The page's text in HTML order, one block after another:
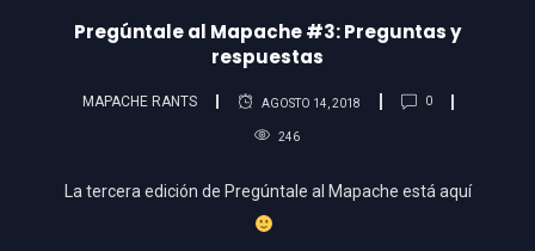
Pregúntale al Mapache #3: Preguntas y
respuestas
MAPACHE RANTS AGOSTO 14, 2018 0
246
La tercera edición de Pregúntale al Mapache está aquí